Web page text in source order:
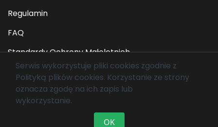
Regulamin
FAQ
Standardy Ochrony Małoletnich
© 2026 Fundacja Mam Marzenie. Wszelkie prawa
zastrzeżone.
Serwis wykorzystuje pliki cookies zgodnie z
Polityką plików cookies. Korzystanie ze strony
oznacza zgodę na ich zapis lub
wykorzystanie.
OK